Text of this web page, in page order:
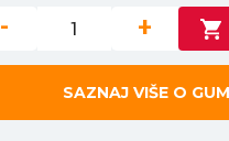
- +
SAZNAJ VIŠE O